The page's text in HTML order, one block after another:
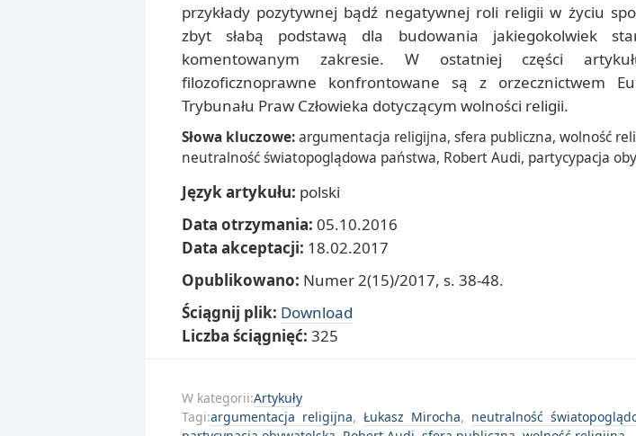
przykłady pozytywnej bądź negatywnej roli religii w życiu
zbyt słabą podstawą dla budowania jakiegokolwiek
komentowanym zakresie. W ostatniej części
filozoficznoprawne konfrontowane są z orzecznictwem
Trybunału Praw Człowieka dotyczącym wolności religii.
Słowa kluczowe:argumentacja religijna, sfera publiczna, wolność
neutralność światopoglądowa państwa, Robert Audi, partycypacja
Język artykułu: polski
Data otrzymania: 05.10.2016
Data akceptacji: 18.02.2017
Opublikowano: Numer 2(15)/2017, s. 38-48.
Ściągnij plik: Download
Liczba ściągnięć: 325
W kategorii:Artykuły
Tagi:argumentacja religijna, Łukasz Mirocha, neutralność